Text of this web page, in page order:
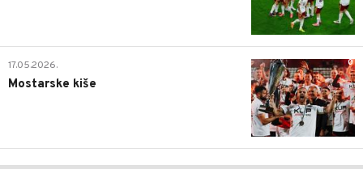
0
17.05.2026.
Mostarske kiše